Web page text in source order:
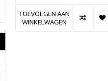
TOEVOEGEN AAN
WINKELWAGEN